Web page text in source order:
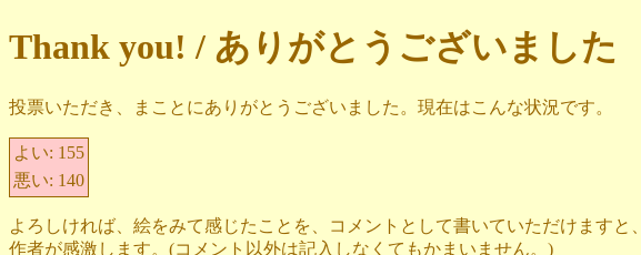
Thank you! / ありがとうございました
投票いただき、まことにありがとうございました。現在はこんな状況です。
よい: 155
悪い: 140
よろしければ、絵をみて感じたことを、コメントとして書いていただけますと、
作者が感激します。(コメント以外は記入しなくてもかまいません。)